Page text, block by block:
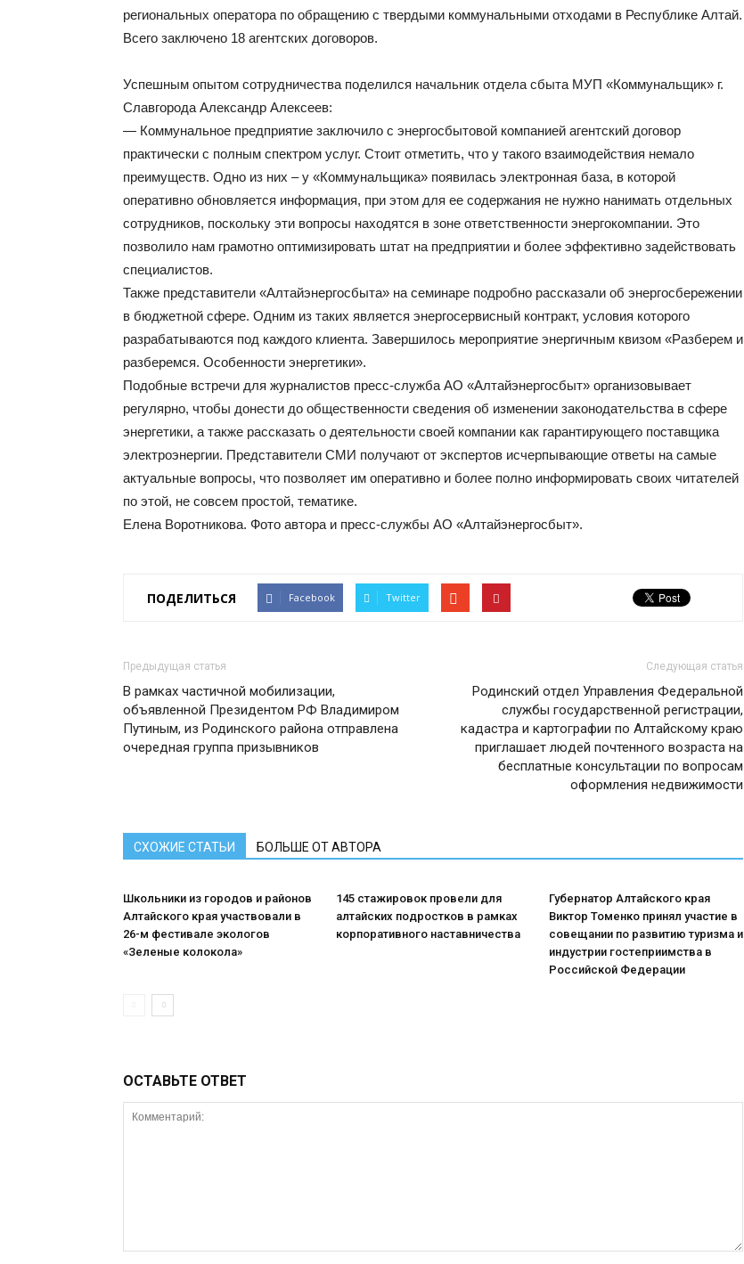
региональных оператора по обращению с твердыми коммунальными отходами в Республике Алтай.
Всего заключено 18 агентских договоров.
Успешным опытом сотрудничества поделился начальник отдела сбыта МУП «Коммунальщик» г.
Славгорода Александр Алексеев:
— Коммунальное предприятие заключило с энергосбытовой компанией агентский договор
практически с полным спектром услуг. Стоит отметить, что у такого взаимодействия немало
преимуществ. Одно из них – у «Коммунальщика» появилась электронная база, в которой
оперативно обновляется информация, при этом для ее содержания не нужно нанимать отдельных
сотрудников, поскольку эти вопросы находятся в зоне ответственности энергокомпании. Это
позволило нам грамотно оптимизировать штат на предприятии и более эффективно задействовать
специалистов.
Также представители «Алтайэнергосбыта» на семинаре подробно рассказали об энергосбережении
в бюджетной сфере. Одним из таких является энергосервисный контракт, условия которого
разрабатываются под каждого клиента. Завершилось мероприятие энергичным квизом «Разберем и
разберемся. Особенности энергетики».
Подобные встречи для журналистов пресс-служба АО «Алтайэнергосбыт» организовывает
регулярно, чтобы донести до общественности сведения об изменении законодательства в сфере
энергетики, а также рассказать о деятельности своей компании как гарантирующего поставщика
электроэнергии. Представители СМИ получают от экспертов исчерпывающие ответы на самые
актуальные вопросы, что позволяет им оперативно и более полно информировать своих читателей
по этой, не совсем простой, тематике.
Елена Воротникова. Фото автора и пресс-службы АО «Алтайэнергосбыт».
ПОДЕЛИТЬСЯ Facebook Twitter
Предыдущая статья
В рамках частичной мобилизации,
объявленной Президентом РФ Владимиром
Путиным, из Родинского района отправлена
очередная группа призывников
Следующая статья
Родинский отдел Управления Федеральной
службы государственной регистрации,
кадастра и картографии по Алтайскому краю
приглашает людей почтенного возраста на
бесплатные консультации по вопросам
оформления недвижимости
СХОЖИЕ СТАТЬИ БОЛЬШЕ ОТ АВТОРА
Школьники из городов и районов
Алтайского края участвовали в
26-м фестивале экологов
«Зеленые колокола»
145 стажировок провели для
алтайских подростков в рамках
корпоративного наставничества
Губернатор Алтайского края
Виктор Томенко принял участие в
совещании по развитию туризма и
индустрии гостеприимства в
Российской Федерации
ОСТАВЬТЕ ОТВЕТ